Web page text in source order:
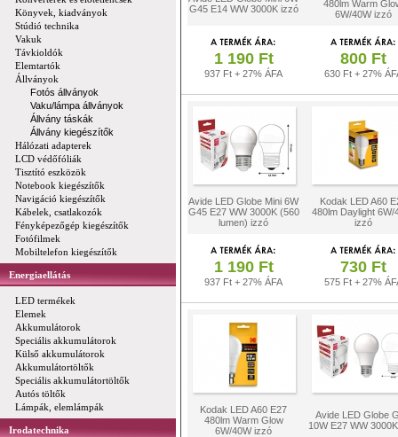
Könyvek, kiadványok
Stúdió technika
Vakuk
Távkioldók
Elemtartók
Állványok
Fotós állványok
Vaku/lámpa állványok
Állvány táskák
Állvány kiegészítők
Hálózati adapterek
LCD védőfóliák
Tisztító eszközök
Notebook kiegészítők
Navigáció kiegészítők
Kábelek, csatlakozók
Fényképezőgép kiegészítők
Fotófilmek
Mobiltelefon kiegészítők
Energiaellátás
LED termékek
Elemek
Akkumulátorok
Speciális akkumulátorok
Külső akkumulátorok
Akkumulátortöltők
Speciális akkumulátortöltők
Autós töltők
Lámpák, elemlámpák
Irodatechnika
G45 E14 WW 3000K izzó
480lm Warm
6W/40W izzó
1 190 Ft
937 Ft + 27% ÁFA
800 Ft
630 Ft + 27%
Avide LED Globe Mini 6W
G45 E27 WW 3000K (560
lumen) izzó
Kodak LED A60
480lm Daylight 6W/
izzó
1 190 Ft
937 Ft + 27% ÁFA
730 Ft
575 Ft + 27%
Kodak LED A60 E27
480lm Warm Glow
6W/40W izzó
Avide LED Globe
10W E27 WW